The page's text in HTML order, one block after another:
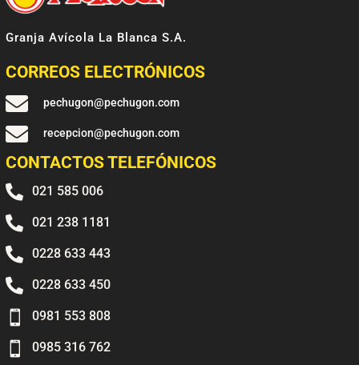
Granja Avícola La Blanca S.A.
CORREOS ELECTRÓNICOS
 pechugon@pechugon.com
 recepcion@pechugon.com
CONTACTOS TELEFÓNICOS
 021 585 006
 021 238 1181
 0228 633 443
 0228 633 450
 0981 553 808
 0985 316 762